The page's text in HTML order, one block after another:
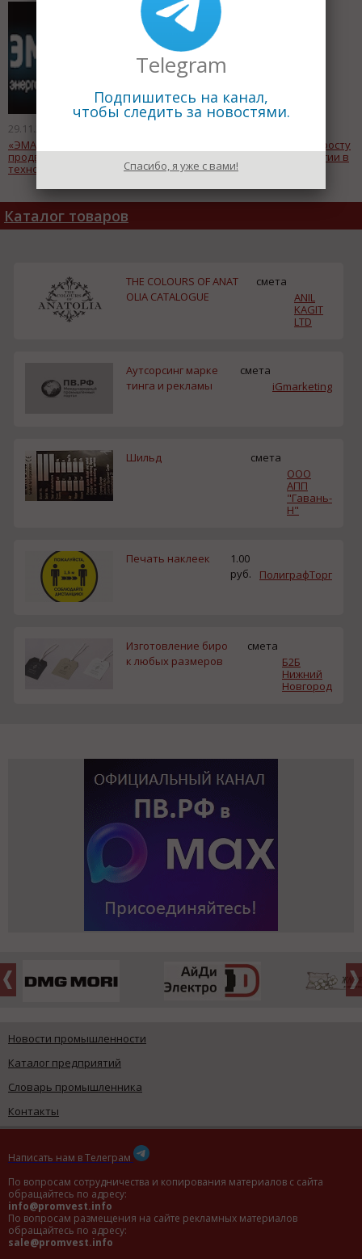
29.11.2010
«ЭМАльянс» займется
продвижением «Зеленых
технологий» «Hamon»
ФСТ повысила прогноз по росту
потребления электроэнергии в
2011 году на 3,6%
Каталог товаров
THE COLOURS OF ANAT
OLIA CATALOGUE
смета
ANIL
KAGIT
LTD
Аутсорсинг марке
тинга и рекламы
смета
iGmarketing
Шильд
смета
ООО
АПП
"Гавань-
Н"
Печать наклеек
1.00
руб.
ПолиграфТорг
Изготовление биро
к любых размеров
смета
Б2Б
Нижний
Новгород
Новости промышленности
Каталог предприятий
Словарь промышленника
Контакты
Написать нам в Телеграм
По вопросам сотрудничества и копирования материалов с сайта
обращайтесь по адресу:
info@promvest.info
По вопросам размещения на сайте рекламных материалов
обращайтесь по адресу:
sale@promvest.info
Telegram
Подпишитесь на канал,
чтобы следить за новостями.
Спасибо, я уже с вами!